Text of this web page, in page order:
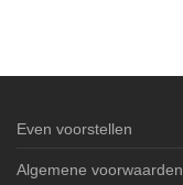
Even voorstellen
Algemene voorwaarden